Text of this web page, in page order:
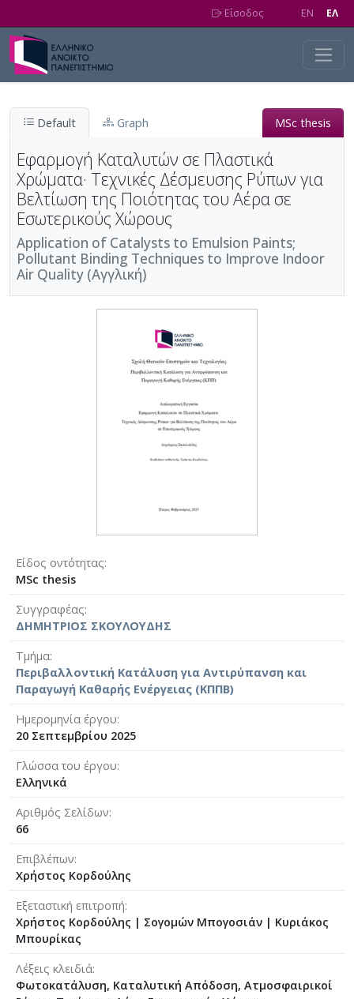
Είσοδος EN EΛ
Default Graph MSc thesis
Εφαρμογή Καταλυτών σε Πλαστικά
Χρώματα· Τεχνικές Δέσμευσης Ρύπων για
Βελτίωση της Ποιότητας του Αέρα σε
Εσωτερικούς Χώρους
Application of Catalysts to Emulsion Paints;
Pollutant Binding Techniques to Improve Indoor
Air Quality (Αγγλική)
Είδος οντότητας
MSc thesis
Συγγραφέας
ΔΗΜΗΤΡΙΟΣ ΣΚΟΥΛΟΥΔΗΣ
Τμήμα
Περιβαλλοντική Κατάλυση για Αντιρύπανση και
Παραγωγή Καθαρής Ενέργειας (ΚΠΠΒ)
Ημερομηνία έργου
20 Σεπτεμβρίου 2025
Γλώσσα του έργου
Ελληνικά
Αριθμός Σελίδων
66
Επιβλέπων
Χρήστος Κορδούλης
Εξεταστική επιτροπή
Χρήστος Κορδούλης | Σογομών Μπογοσιάν | Κυριάκος
Μπουρίκας
Λέξεις κλειδιά
Φωτοκατάλυση, Καταλυτική Απόδοση, Ατμοσφαιρικοί